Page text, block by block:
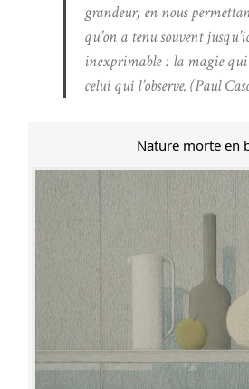
grandeur, en nous
qu’on a tenu souvent
inexprimable : la magie
celui qui l’observe. (Paul
Nature morte en